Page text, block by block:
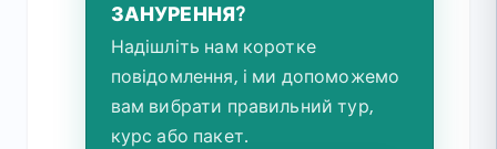
ЗАНУРЕННЯ?
Надішліть нам коротке
повідомлення, і ми допоможемо
вам вибрати правильний тур,
курс або пакет.